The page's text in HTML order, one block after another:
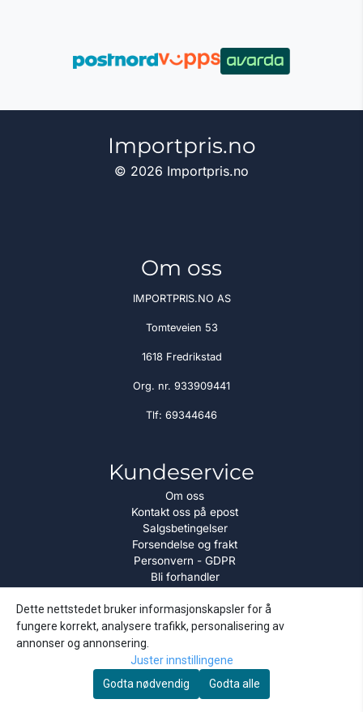
Importpris.no
© 2026 Importpris.no
Om oss
IMPORTPRIS.NO AS
Tomteveien 53
1618 Fredrikstad
Org. nr. 933909441
Tlf: 69344646
Kundeservice
Om oss
Kontakt oss på epost
Salgsbetingelser
Forsendelse og frakt
Personvern - GDPR
Bli forhandler
Importpris Kundeklubb
Nyhetsbrev
Få gode tilbud fra oss :-)
E-post
Dette nettstedet bruker informasjonskapsler for å
fungere korrekt, analysere trafikk, personalisering av
annonser og annonsering.
Juster innstillingene
Godta nødvendig
Godta alle